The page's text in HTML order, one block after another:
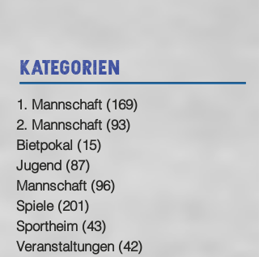
Kategorien
1. Mannschaft (169)
2. Mannschaft (93)
Bietpokal (15)
Jugend (87)
Mannschaft (96)
Spiele (201)
Sportheim (43)
Veranstaltungen (42)